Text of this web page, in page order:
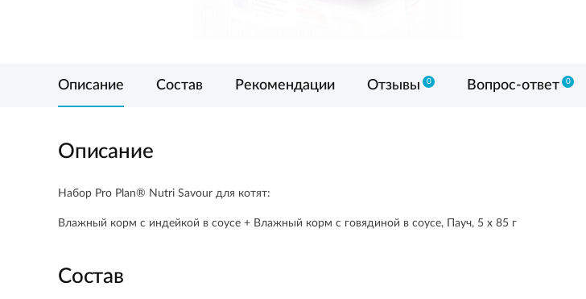
Описание Состав Рекомендации Отзывы 0 Вопрос-ответ 0
Описание
Набор Pro Plan® Nutri Savour для котят:
Влажный корм с индейкой в соусе + Влажный корм с говядиной в соусе, Пауч, 5 х 85 г
Состав